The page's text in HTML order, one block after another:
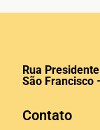
Rua
São Francisco
Contato